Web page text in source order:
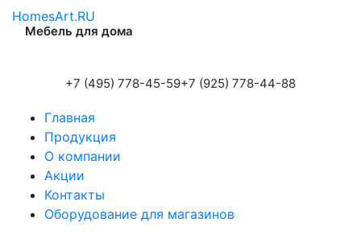
HomesArt.RU
Мебель для дома
+7 (495) 778-45-59+7 (925) 778-44-88
Главная
Продукция
О компании
Акции
Контакты
Оборудование для магазинов